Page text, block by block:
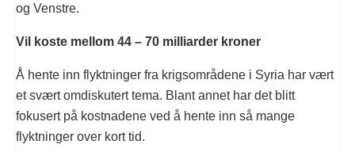
og Venstre.
Vil koste mellom 44 – 70 milliarder kroner
Å hente inn flyktninger fra krigsområdene i Syria har vært
et svært omdiskutert tema. Blant annet har det blitt
fokusert på kostnadene ved å hente inn så mange
flyktninger over kort tid.